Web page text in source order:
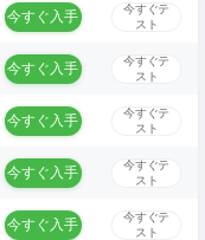
今すぐ入手 今すぐテ
スト
今すぐ入手 今すぐテ
スト
今すぐ入手 今すぐテ
スト
今すぐ入手
今すぐテ
スト
今すぐ入手
今すぐテ
スト